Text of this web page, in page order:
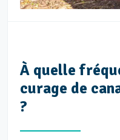
À quelle
curage de
?